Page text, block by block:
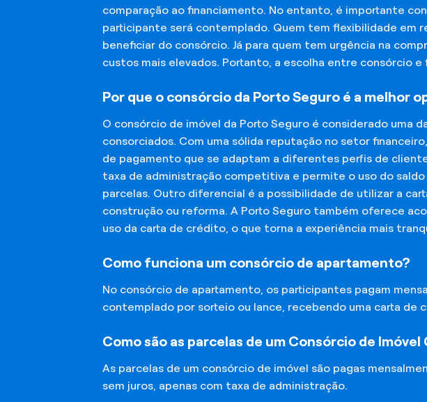
comparação ao financiamento. No entanto, é importante
participante será contemplado. Quem tem flexibilidade em
beneficiar do consórcio. Já para quem tem urgência na
custos mais elevados. Portanto, a escolha entre consórcio
Por que o consórcio da Porto Seguro é a melhor
O consórcio de imóvel da Porto Seguro é considerado uma
consorciados. Com uma sólida reputação no setor
de pagamento que se adaptam a diferentes perfis de
taxa de administração competitiva e permite o uso do
parcelas. Outro diferencial é a possibilidade de utilizar a
construção ou reforma. A Porto Seguro também oferece
uso da carta de crédito, o que torna a experiência mais
Como funciona um consórcio de apartamento?
No consórcio de apartamento, os participantes pagam
contemplado por sorteio ou lance, recebendo uma carta de
Como são as parcelas de um Consórcio de
As parcelas de um consórcio de imóvel são pagas
sem juros, apenas com taxa de administração.